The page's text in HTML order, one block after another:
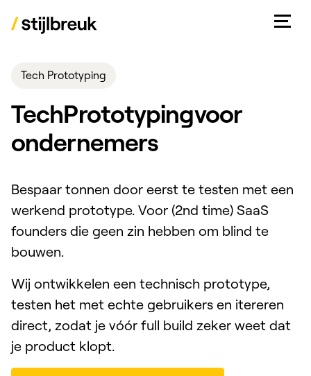
Tech Prototyping
TechPrototypingvoor
ondernemers
Bespaar tonnen door eerst te testen met een
werkend prototype. Voor (2nd time) SaaS
founders die geen zin hebben om blind te
bouwen.
Wij ontwikkelen een technisch prototype,
testen het met echte gebruikers en itereren
direct, zodat je vóór full build zeker weet dat
je product klopt.